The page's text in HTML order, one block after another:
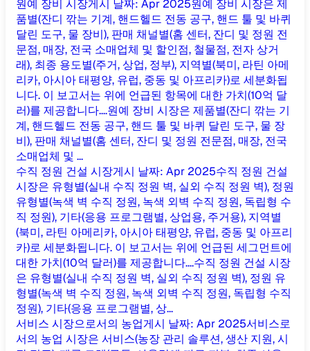
원예 장비 시장게시 날짜: Apr 2025원예 장비 시장은 제
품별(잔디 깎는 기계, 핸드헬드 전동 공구, 핸드 툴 및 바퀴
달린 도구, 물 장비), 판매 채널별(홈 센터, 잔디 및 정원 전
문점, 매장, 전국 소매업체 및 할인점, 철물점, 전자 상거
래), 최종 용도별(주거, 상업, 정부), 지역별(북미, 라틴 아메
리카, 아시아 태평양, 유럽, 중동 및 아프리카)로 세분화됩
니다. 이 보고서는 위에 언급된 항목에 대한 가치(10억 달
러)를 제공합니다....원예 장비 시장은 제품별(잔디 깎는 기
계, 핸드헬드 전동 공구, 핸드 툴 및 바퀴 달린 도구, 물 장
비), 판매 채널별(홈 센터, 잔디 및 정원 전문점, 매장, 전국
소매업체 및 ...
수직 정원 건설 시장게시 날짜: Apr 2025수직 정원 건설
시장은 유형별(실내 수직 정원 벽, 실외 수직 정원 벽), 정원
유형별(녹색 벽 수직 정원, 녹색 외벽 수직 정원, 독립형 수
직 정원), 기타(응용 프로그램별, 상업용, 주거용), 지역별
(북미, 라틴 아메리카, 아시아 태평양, 유럽, 중동 및 아프리
카)로 세분화됩니다. 이 보고서는 위에 언급된 세그먼트에
대한 가치(10억 달러)를 제공합니다....수직 정원 건설 시장
은 유형별(실내 수직 정원 벽, 실외 수직 정원 벽), 정원 유
형별(녹색 벽 수직 정원, 녹색 외벽 수직 정원, 독립형 수직
정원), 기타(응용 프로그램별, 상...
서비스 시장으로서의 농업게시 날짜: Apr 2025서비스로
서의 농업 시장은 서비스(농장 관리 솔루션, 생산 지원, 시